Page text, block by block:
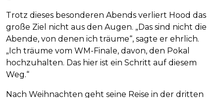
Trotz dieses besonderen Abends verliert Hood das
große Ziel nicht aus den Augen. „Das sind nicht die
Abende, von denen ich träume“, sagte er ehrlich.
„Ich träume vom WM-Finale, davon, den Pokal
hochzuhalten. Das hier ist ein Schritt auf diesem
Weg.“
Nach Weihnachten geht seine Reise in der dritten